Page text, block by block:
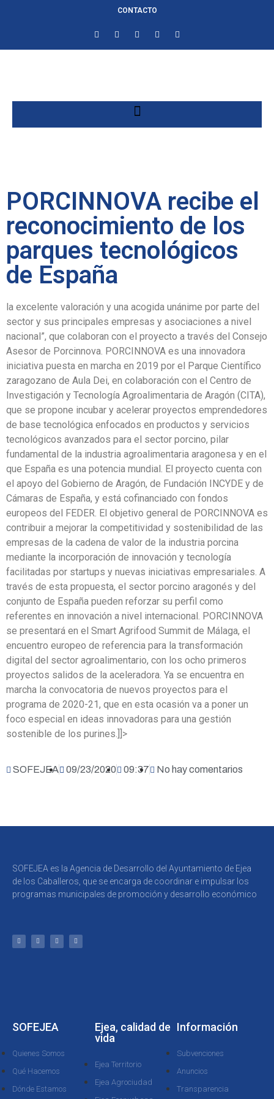
CONTACTO
PORCINNOVA recibe el
reconocimiento de los
parques tecnológicos
de España
la excelente valoración y una acogida unánime por parte del
sector y sus principales empresas y asociaciones a nivel
nacional”, que colaboran con el proyecto a través del Consejo
Asesor de Porcinnova. PORCINNOVA es una innovadora
iniciativa puesta en marcha en 2019 por el Parque Científico
zaragozano de Aula Dei, en colaboración con el Centro de
Investigación y Tecnología Agroalimentaria de Aragón (CITA),
que se propone incubar y acelerar proyectos emprendedores
de base tecnológica enfocados en productos y servicios
tecnológicos avanzados para el sector porcino, pilar
fundamental de la industria agroalimentaria aragonesa y en el
que España es una potencia mundial. El proyecto cuenta con
el apoyo del Gobierno de Aragón, de Fundación INCYDE y de
Cámaras de España, y está cofinanciado con fondos
europeos del FEDER. El objetivo general de PORCINNOVA es
contribuir a mejorar la competitividad y sostenibilidad de las
empresas de la cadena de valor de la industria porcina
mediante la incorporación de innovación y tecnología
facilitadas por startups y nuevas iniciativas empresariales. A
través de esta propuesta, el sector porcino aragonés y del
conjunto de España pueden reforzar su perfil como
referentes en innovación a nivel internacional. PORCINNOVA
se presentará en el Smart Agrifood Summit de Málaga, el
encuentro europeo de referencia para la transformación
digital del sector agroalimentario, con los ocho primeros
proyectos salidos de la aceleradora. Ya se encuentra en
marcha la convocatoria de nuevos proyectos para el
programa de 2020-21, que en esta ocasión va a poner un
foco especial en ideas innovadoras para una gestión
sostenible de los purines.]]>
SOFEJEA 09/23/2020 09:37 No hay comentarios
SOFEJEA es la Agencia de Desarrollo del Ayuntamiento de Ejea
de los Caballeros, que se encarga de coordinar e impulsar los
programas municipales de promoción y desarrollo económico
SOFEJEA
Quienes Somos
Qué Hacemos
Dónde Estamos
Ejea, calidad de
vida
Ejea Territorio
Ejea Agrociudad
Información
Subvenciones
Anuncios
Transparencia